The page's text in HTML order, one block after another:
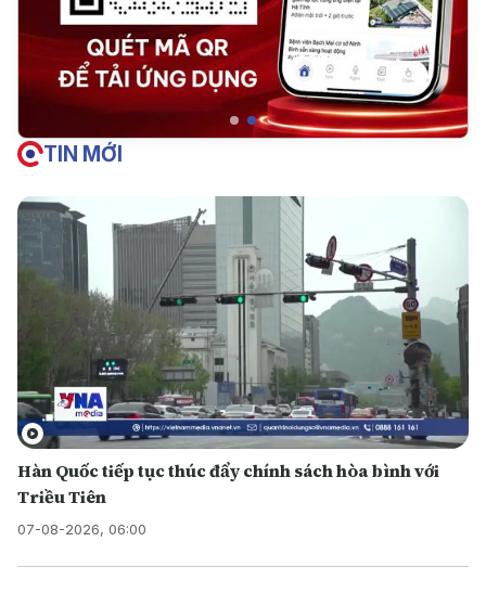
TIN MỚI
Hàn Quốc tiếp tục thúc đẩy chính sách hòa bình với
Triều Tiên
07-08-2026, 06:00